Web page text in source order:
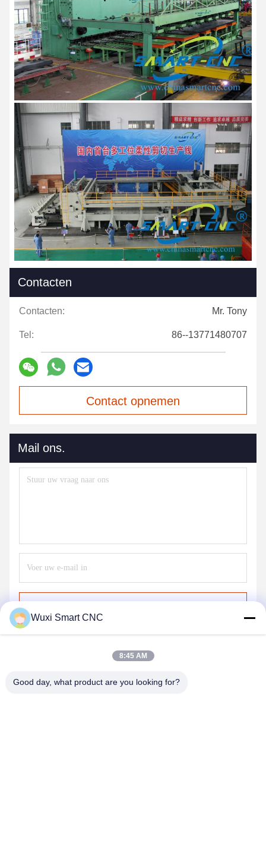
Contacten
Contacten: Mr. Tony
Tel: 86--13771480707
Contact opnemen
Mail ons.
Wuxi Smart CNC
8:45 AM
Good day, what product are you looking for?